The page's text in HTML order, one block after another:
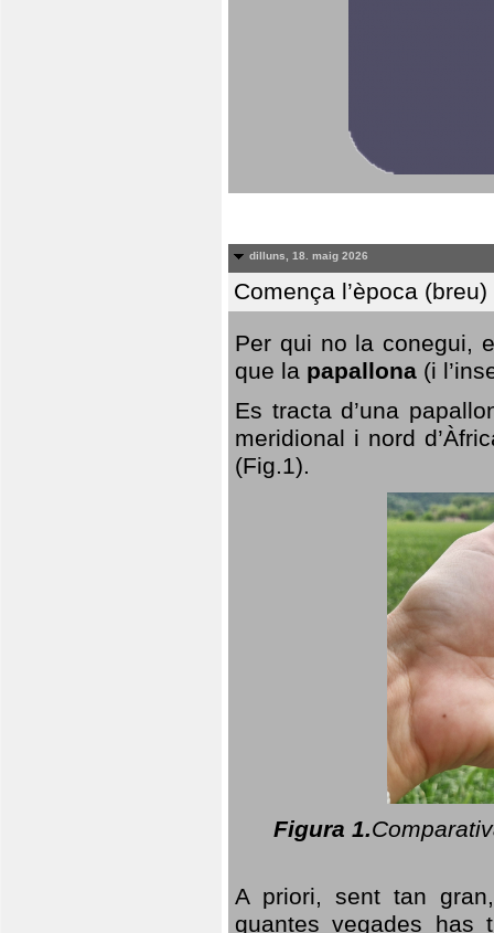
dilluns, 18. maig 2026
Comença l’època
Per qui no la conegui,
que la papallona (i
Es tracta d’una
meridional i nord
(Fig.1).
Figura 1.
A priori, sent tan
quantes vegades has